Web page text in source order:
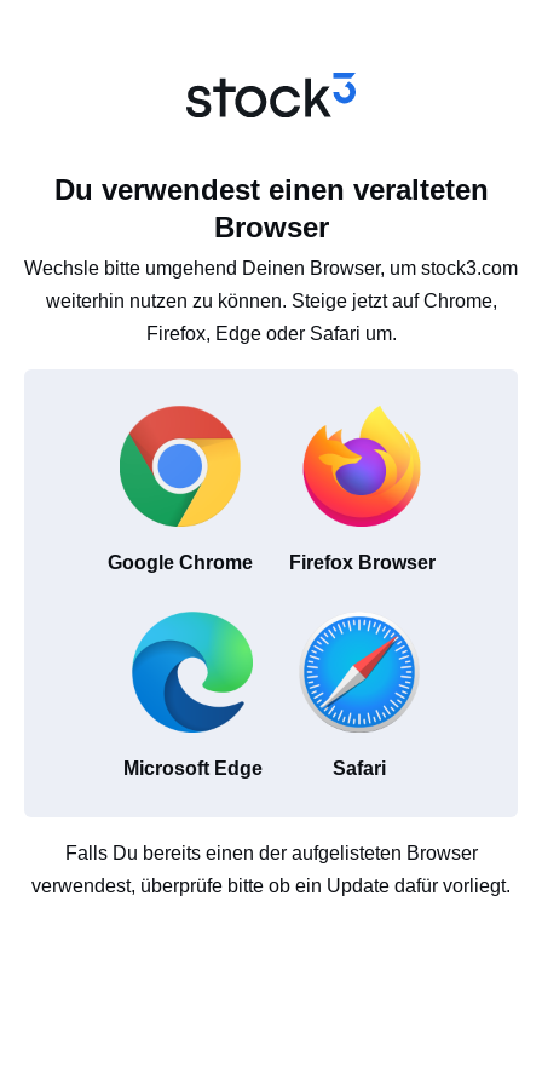
Du verwendest einen veralteten
Browser
Wechsle bitte umgehend Deinen Browser, um stock3.com
weiterhin nutzen zu können. Steige jetzt auf Chrome,
Firefox, Edge oder Safari um.
Google Chrome Firefox Browser
Microsoft Edge Safari
Falls Du bereits einen der aufgelisteten Browser
verwendest, überprüfe bitte ob ein Update dafür vorliegt.